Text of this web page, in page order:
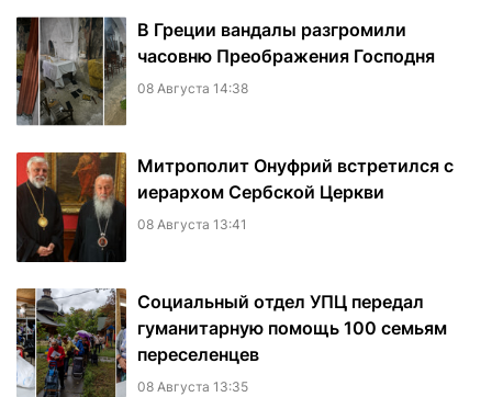
В Греции вандалы разгромили
часовню Преображения Господня
08 Августа 14:38
Митрополит Онуфрий встретился с
иерархом Сербской Церкви
08 Августа 13:41
Социальный отдел УПЦ передал
гуманитарную помощь 100 семьям
переселенцев
08 Августа 13:35